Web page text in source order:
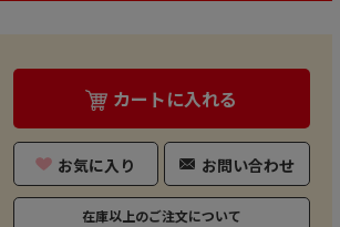
カートに入れる
お気に入り お問い合わせ
在庫以上のご注文について